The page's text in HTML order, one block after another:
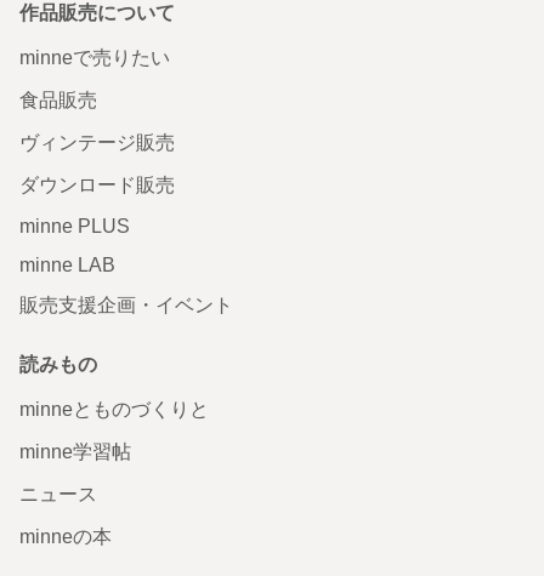
作品販売について
minneで売りたい
食品販売
ヴィンテージ販売
ダウンロード販売
minne PLUS
minne LAB
販売支援企画・イベント
読みもの
minneとものづくりと
minne学習帖
ニュース
minneの本